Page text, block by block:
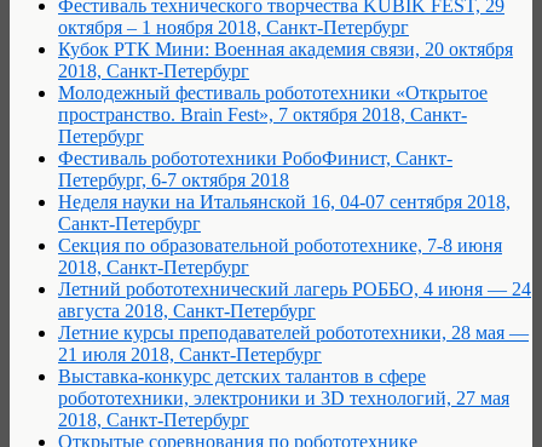
Фестиваль технического творчества KUBIK FEST, 29
октября – 1 ноября 2018, Санкт-Петербург
Кубок РТК Мини: Военная академия связи, 20 октября
2018, Санкт-Петербург
Молодежный фестиваль робототехники «Открытое
пространство. Brain Fest», 7 октября 2018, Санкт-
Петербург
Фестиваль робототехники РобоФинист, Санкт-
Петербург, 6-7 октября 2018
Неделя науки на Итальянской 16, 04-07 сентября 2018,
Санкт-Петербург
Секция по образовательной робототехнике, 7-8 июня
2018, Санкт-Петербург
Летний робототехнический лагерь РОББО, 4 июня — 24
августа 2018, Санкт-Петербург
Летние курсы преподавателей робототехники, 28 мая —
21 июля 2018, Санкт-Петербург
Выставка-конкурс детских талантов в сфере
робототехники, электроники и 3D технологий, 27 мая
2018, Санкт-Петербург
Открытые соревнования по робототехнике